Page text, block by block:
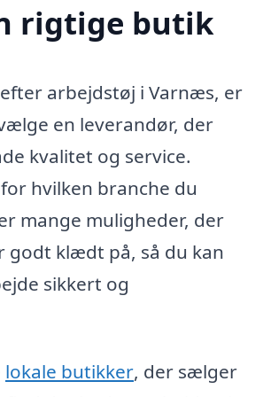
rigtige butik
arbejdstøj i Varnæs, er
en leverandør, der
kvalitet og service.
hvilken branche du
mange muligheder, der
godt klædt på, så du kan
sikkert og
lokale butikker, der sælger